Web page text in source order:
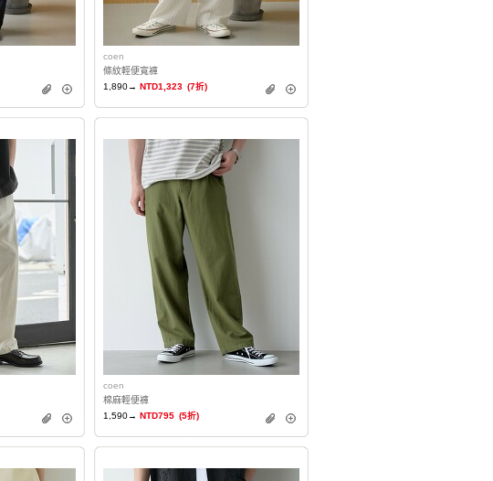
coen
條紋輕便寬褲
1,890→ NTD1,323 (7折)
coen
棉麻輕便褲
1,590→ NTD795 (5折)